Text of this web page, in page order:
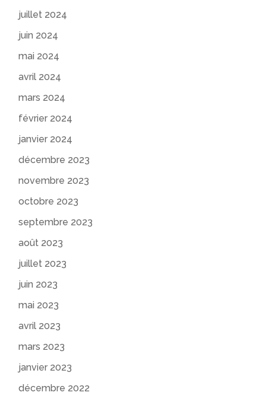
juillet 2024
juin 2024
mai 2024
avril 2024
mars 2024
février 2024
janvier 2024
décembre 2023
novembre 2023
octobre 2023
septembre 2023
août 2023
juillet 2023
juin 2023
mai 2023
avril 2023
mars 2023
janvier 2023
décembre 2022